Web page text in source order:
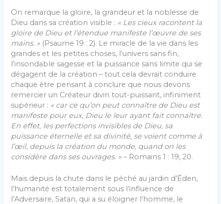
On remarque la gloire, la grandeur et la noblesse de
Dieu dans sa création visible : « Les cieux racontent la
gloire de Dieu et l’étendue manifeste l’œuvre de ses
mains. » (Psaume 19 : 2). Le miracle de la vie dans les
grandes et les petites choses, l’univers sans fin,
l’insondable sagesse et la puissance sans limite qui se
dégagent de la création – tout cela devrait conduire
chaque être pensant à conclure que nous devons
remercier un Créateur divin tout-puissant, infiniment
supérieur : « car ce qu’on peut connaître de Dieu est
manifeste pour eux, Dieu le leur ayant fait connaître.
En effet, les perfections invisibles de Dieu, sa
puissance éternelle et sa divinité, se voient comme à
l’œil, depuis la création du monde, quand on les
considère dans ses ouvrages. » – Romains 1 : 19, 20.
Mais depuis la chute dans le péché au jardin d’Éden,
l’humanité est totalement sous l’influence de
l’Adversaire, Satan, qui a su éloigner l’homme, le